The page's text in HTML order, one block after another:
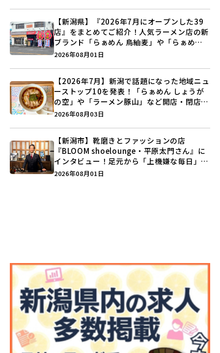
【新潟県】『2026年7月にオープンした39
店』をまとめてご紹介！人気ラーメン店の新
ブランド「らぁめん 鳥紬麦」や「らぁめん
しょうがの空」など盛りだくさん♪
2026年08月01日
【2026年7月】新潟で話題になった地域ニュ
ーストップ10を発表！「らぁめん しょうが
の空」や「ラーメン豚山」など開店・閉店の
注目記事をランキングでご紹介♪
2026年08月03日
【新潟市】靴磨きとファッションの店
『BLOOM shoelounge・平原太門さん』に
インタビュー！足元から「上機嫌な毎日」を
つくる装いの提案とは？
2026年08月01日